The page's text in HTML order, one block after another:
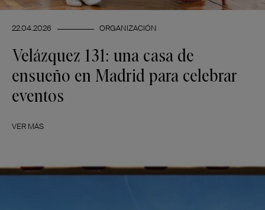
22.04.2026 ORGANIZACIÓN
Velázquez 131: una casa de
ensueño en Madrid para celebrar
eventos
VER MÁS